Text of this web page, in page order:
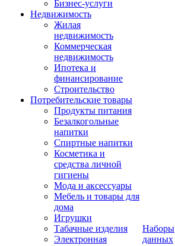
Бизнес-услуги
Недвижимость
Жилая
недвижимость
Коммерческая
недвижимость
Ипотека и
финансирование
Строительство
Потребительские товары
Продукты питания
Безалкогольные
напитки
Спиртные напитки
Косметика и
средства личной
гигиены
Мода и аксессуары
Мебель и товары для
дома
Игрушки
Табачные изделия
Электронная
Наборы
данных